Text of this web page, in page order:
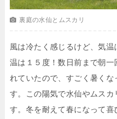
裏庭の水仙とムスカリ
風は冷たく感じるけど、気
温は１５度！数日前まで朝一
れていたので、すごく暑くな
す。この陽気で水仙やムスカ
す。冬を耐えて春になって喜